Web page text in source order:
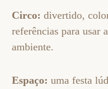
Circo: divertido,
referências para usar
ambiente.
Espaço: uma festa